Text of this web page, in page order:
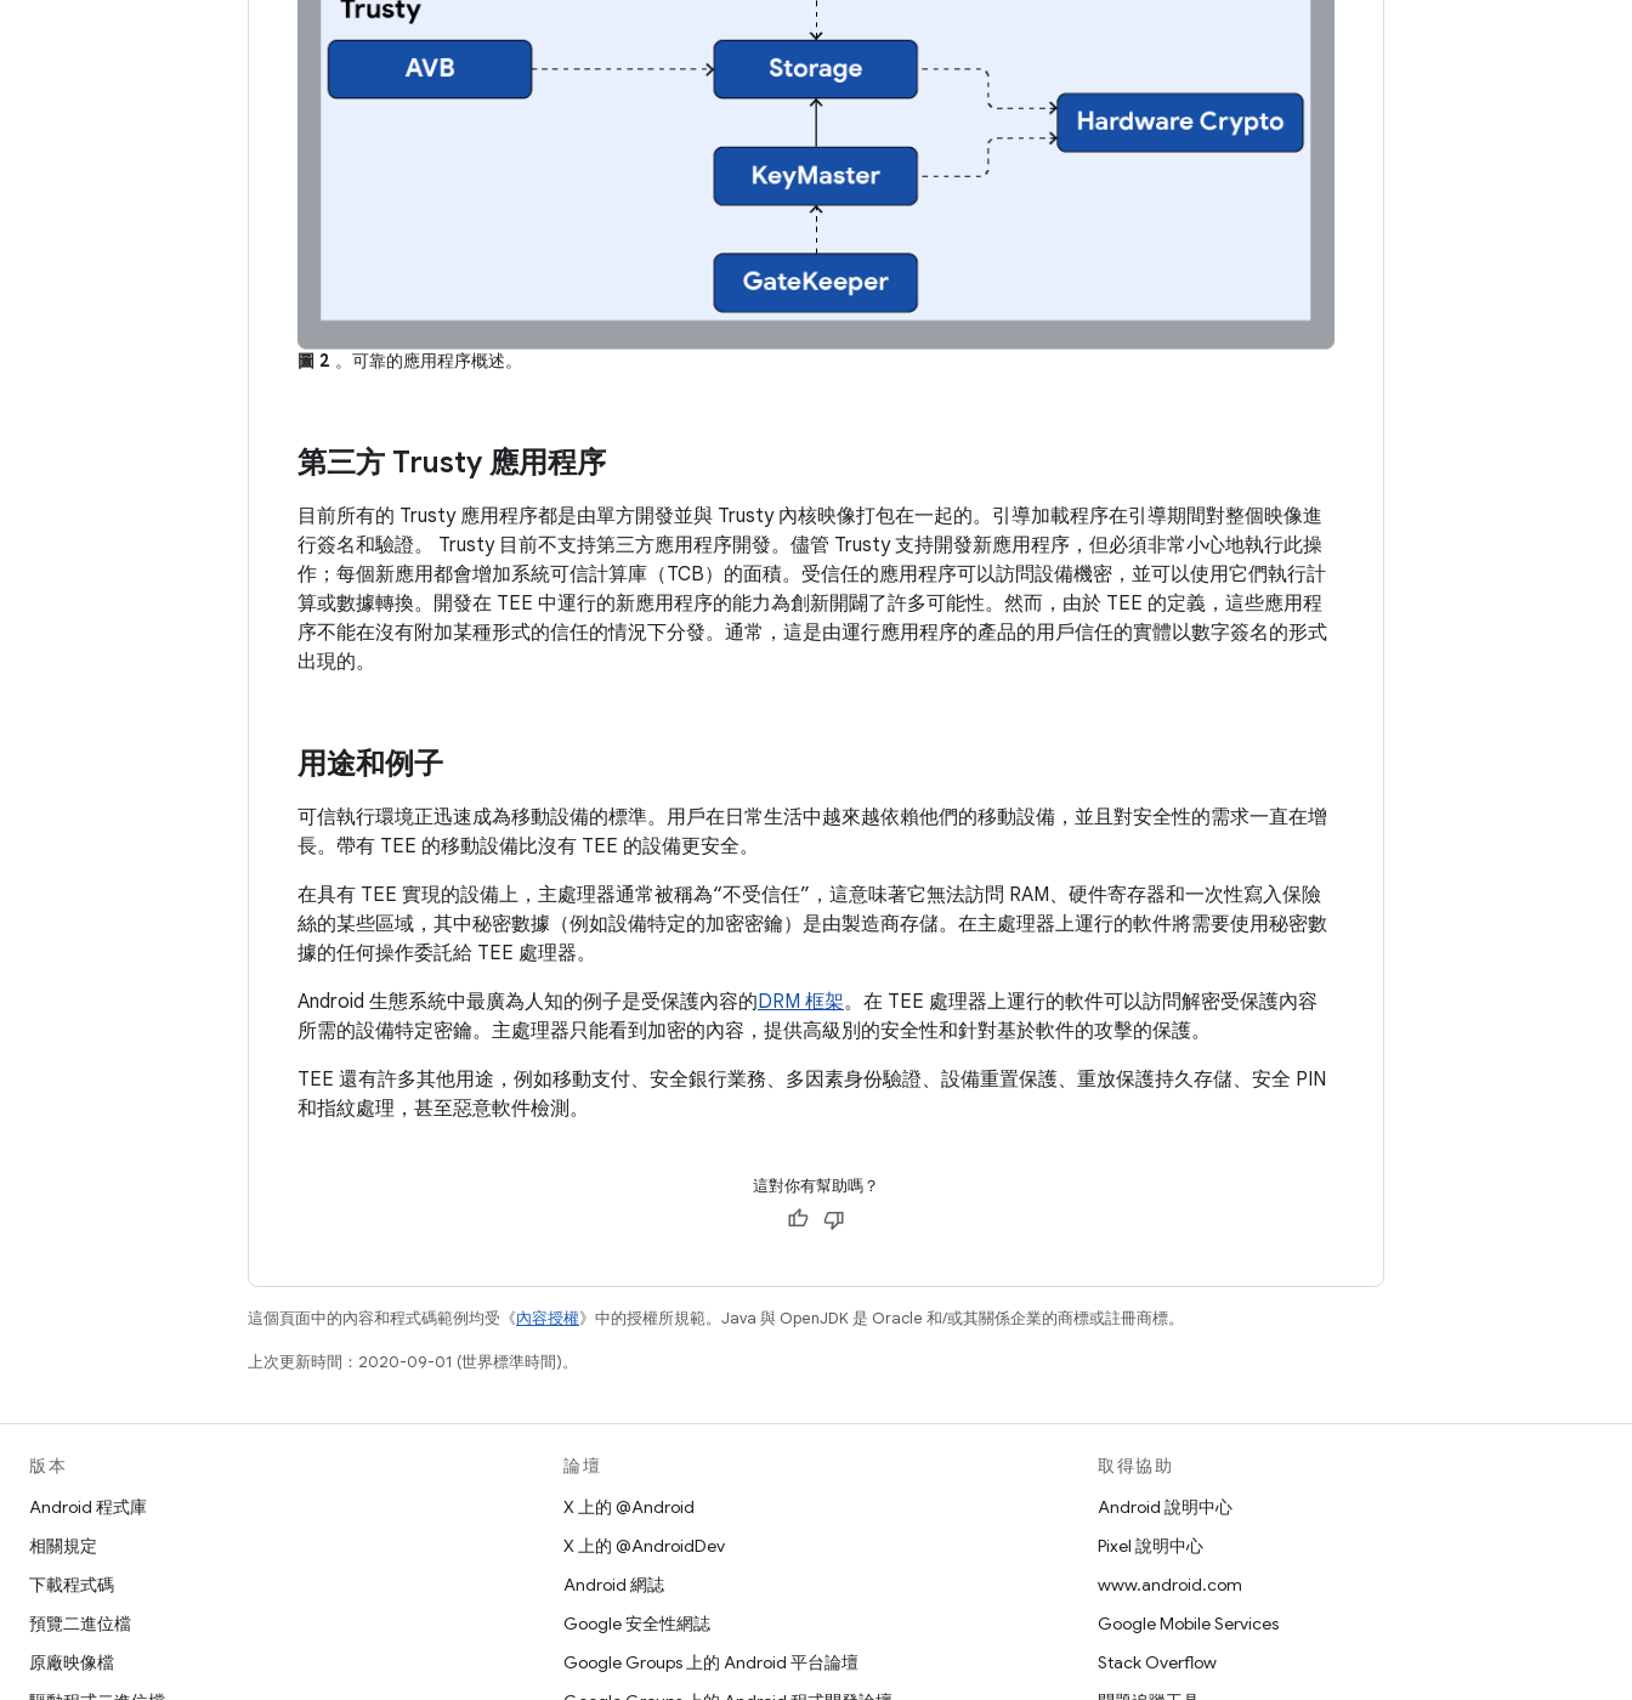
圖 2 。可靠的應用程序概述。
第三方 Trusty 應用程序
目前所有的 Trusty 應用程序都是由單方開發並與 Trusty 內核映像打包在一起的。引導加載程序在引導期間對整個映像進
行簽名和驗證。 Trusty 目前不支持第三方應用程序開發。儘管 Trusty 支持開發新應用程序，但必須非常小心地執行此操
作；每個新應用都會增加系統可信計算庫（TCB）的面積。受信任的應用程序可以訪問設備機密，並可以使用它們執行計
算或數據轉換。開發在 TEE 中運行的新應用程序的能力為創新開闢了許多可能性。然而，由於 TEE 的定義，這些應用程
序不能在沒有附加某種形式的信任的情況下分發。通常，這是由運行應用程序的產品的用戶信任的實體以數字簽名的形式
出現的。
用途和例子
可信執行環境正迅速成為移動設備的標準。用戶在日常生活中越來越依賴他們的移動設備，並且對安全性的需求一直在增
長。帶有 TEE 的移動設備比沒有 TEE 的設備更安全。
在具有 TEE 實現的設備上，主處理器通常被稱為“不受信任”，這意味著它無法訪問 RAM、硬件寄存器和一次性寫入保險
絲的某些區域，其中秘密數據（例如設備特定的加密密鑰）是由製造商存儲。在主處理器上運行的軟件將需要使用秘密數
據的任何操作委託給 TEE 處理器。
Android 生態系統中最廣為人知的例子是受保護內容的DRM 框架。在 TEE 處理器上運行的軟件可以訪問解密受保護內容
所需的設備特定密鑰。主處理器只能看到加密的內容，提供高級別的安全性和針對基於軟件的攻擊的保護。
TEE 還有許多其他用途，例如移動支付、安全銀行業務、多因素身份驗證、設備重置保護、重放保護持久存儲、安全 PIN
和指紋處理，甚至惡意軟件檢測。
這對你有幫助嗎？
這個頁面中的內容和程式碼範例均受《內容授權》中的授權所規範。Java 與 OpenJDK 是 Oracle 和/或其關係企業的商標或註冊商標。
上次更新時間：2020-09-01 (世界標準時間)。
版本
Android 程式庫
相關規定
下載程式碼
預覽二進位檔
原廠映像檔
論壇
X 上的 @Android
X 上的 @AndroidDev
Android 網誌
Google 安全性網誌
Google Groups 上的 Android 平台論壇
取得協助
Android 說明中心
Pixel 說明中心
www.android.com
Google Mobile Services
Stack Overflow